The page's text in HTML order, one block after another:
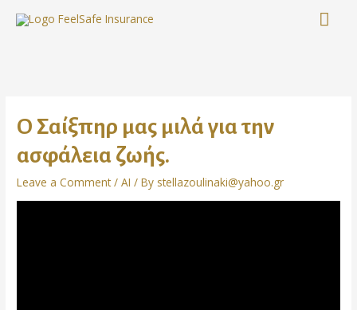
Ο Σαίξπηρ μας μιλά για την
ασφάλεια ζωής.
Leave a Comment /AI / By stellazoulinaki@yahoo.gr